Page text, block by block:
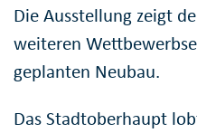
Die Ausstellung zeigt
weiteren
geplanten Neubau.
Das Stadtoberhaupt